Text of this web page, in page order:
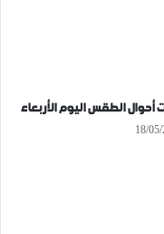
أحوال الطقس اليوم الأربعاء
18/